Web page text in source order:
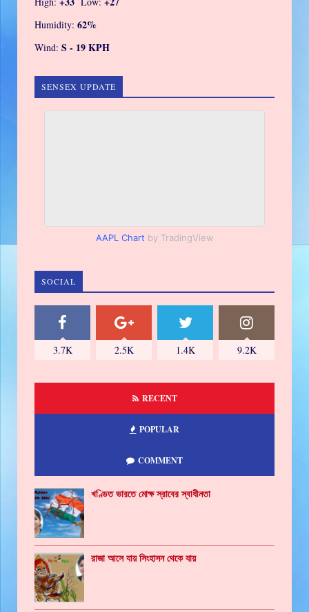
Humidity: 62%
Wind: S - 19 KPH
SENSEX UPDATE
AAPL Chart by TradingView
SOCIAL
3.7K 2.5K 1.4K 9.2K
RECENT
POPULAR
COMMENT
খণ্ডিত ভারতে মোক্ষ স্রাবের স্বাধীনতা
রাজা আসে যায় সিংহাসন থেকে যায়